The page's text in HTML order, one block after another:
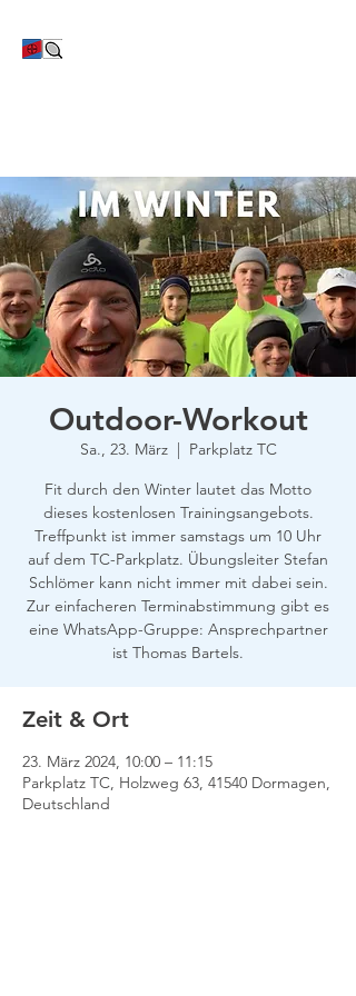
Outdoor-Workout
Sa., 23. März
  |
Parkplatz TC
Fit durch den Winter lautet das Motto
dieses kostenlosen Trainingsangebots.
Treffpunkt ist immer samstags um 10 Uhr
auf dem TC-Parkplatz. Übungsleiter Stefan
Schlömer kann nicht immer mit dabei sein.
Zur einfacheren Terminabstimmung gibt es
eine WhatsApp-Gruppe: Ansprechpartner
ist Thomas Bartels.
Zeit & Ort
23. März 2024, 10:00 – 11:15
Parkplatz TC, Holzweg 63, 41540 Dormagen,
Deutschland